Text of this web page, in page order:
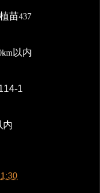
苗437
以内
1
内